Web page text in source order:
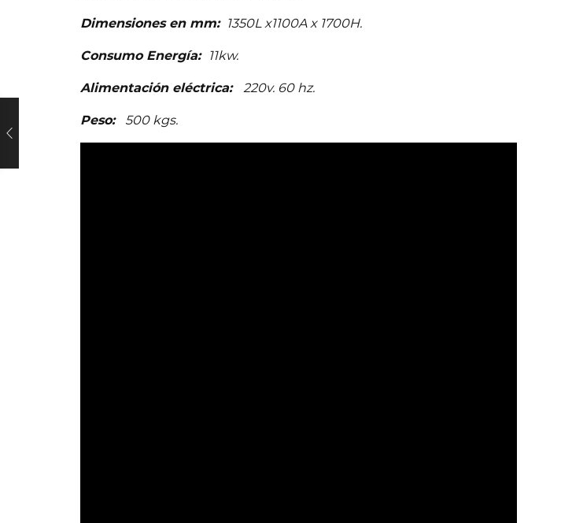
Dimensiones en mm: 1350L x1100A x 1700H.
Consumo Energía: 11kw.
Alimentación eléctrica: 220v. 60 hz.
Peso: 500 kgs.